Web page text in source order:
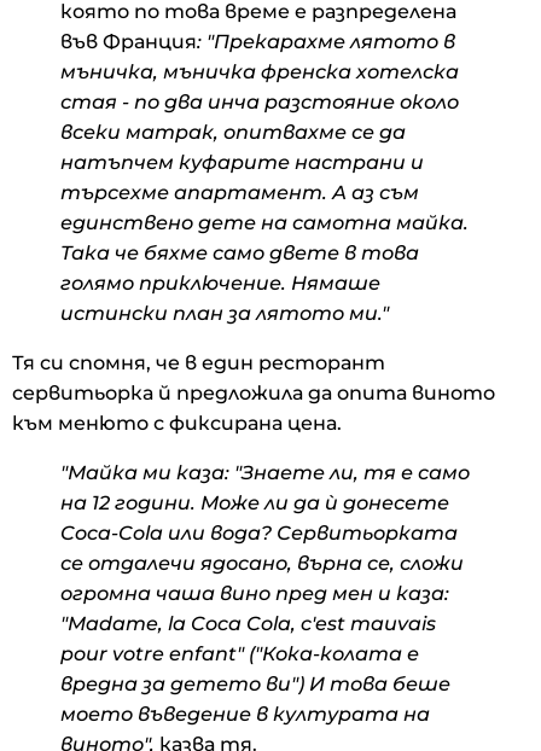
която по това време е разпределена
във Франция: "Прекарахме лятото в
мъничка, мъничка френска хотелска
стая - по два инча разстояние около
всеки матрак, опитвахме се да
натъпчем куфарите настрани и
търсехме апартамент. А аз съм
единствено дете на самотна майка.
Така че бяхме само двете в това
голямо приключение. Нямаше
истински план за лятото ми."
Тя си спомня, че в един ресторант
сервитьорка й предложила да опита виното
към менюто с фиксирана цена.
"Майка ми каза: "Знаете ли, тя е само
на 12 години. Може ли да ѝ донесете
Coca-Cola или вода? Сервитьорката
се отдалечи ядосано, върна се, сложи
огромна чаша вино пред мен и каза:
"Madame, la Coca Cola, c'est mauvais
pour votre enfant" ("Кока-колата е
вредна за детето ви") И това беше
моето въведение в културата на
виното", казва тя.